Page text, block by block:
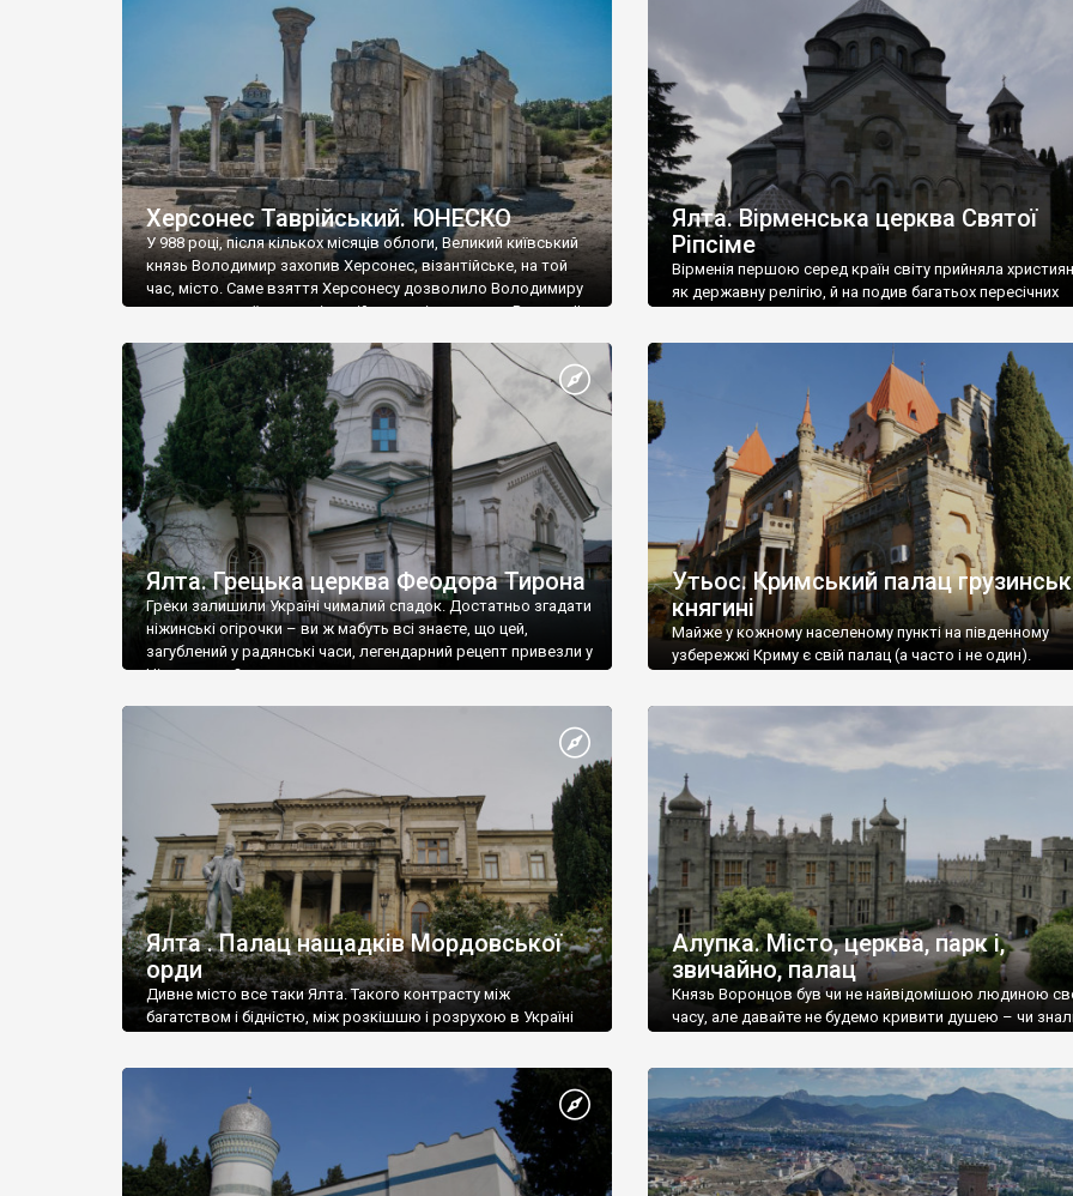
візантійської доби. Раритети викрадені з фондів об’єкту
культурної спадщини ЮНЕСКО «Херсонеса Таврійського».
Офіційно – на виставку «Золото Візантії», але експерти та
влада в Україні вважають це лише […]
називаються «повстяками» (postaki)…” “Вино. Крим
виробляє відмінне вино і його вдосталь: воно все
легке біле і дуже […]
Херсонес Таврійський. ЮНЕСКО
У 988 році, після кількох місяців облоги, Великий київський
князь Володимир захопив Херсонес, візантійське, на той
час, місто. Саме взяття Херсонесу дозволило Володимиру
диктувати свої умови візантійському імператору Василю ІІ,
Херсонесі Володимир-язичник, став Василем-
християнином. А потім було Хрещення Русі. На честь
Херсонесу Таврійського названо місто […]
Ялта. Вірменська церква Святої
Ріпсіме
Вірменія першою серед країн світу прийняла
як державну релігію, й на подив багатьох пересічних
Ялта. Грецька церква Феодора Тирона
Греки залишили Україні чималий спадок. Достатньо згадати
ніжинські огірочки – ви ж мабуть всі знаєте, що цей,
загублений у радянські часи, легендарний рецепт привезли у
Ніжин греки?
Утьос. Кримський палац
княгині
Майже у кожному населеному пункті на південному
узбережжі Криму є свій палац (а часто і не один).
Ялта . Палац нащадків Мордовської
орди
Дивне місто все таки Ялта. Такого контрасту між
багатством і бідністю, між розкішшю і розрухою в Україні
Алупка. Місто, церква, парк і,
звичайно, палац
Князь Воронцов був чи не найвідомішою людиною
часу, але давайте не будемо кривити душею – чи